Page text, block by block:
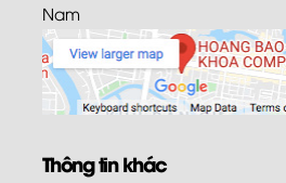
Nam
Thông tin khác